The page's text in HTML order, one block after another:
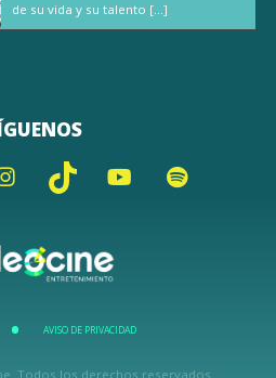
de su vida y su talento […]
AVISO DE PRIVACIDAD
Todos los derechos reservados